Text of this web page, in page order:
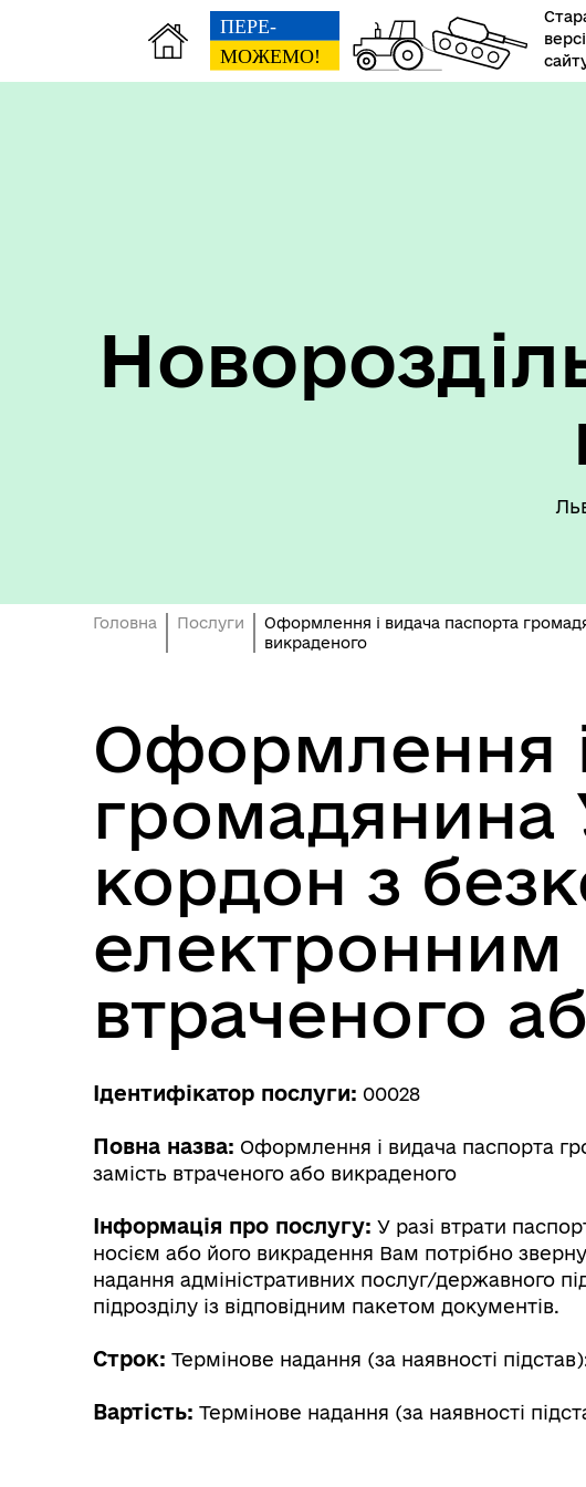
Оплата праці
ОБ’ЄКТИ
СПАДЩИНИ
Головна Послуги
Оформлення і видача паспорта
викраденого
Оформлення
громадянина
кордон з
електронним
втраченого
Ідентифікатор послуги: 00028
Повна назва: Оформлення і видача паспорта
замість втраченого або викраденого
Інформація про послугу: У разі втрати
носієм або його викрадення Вам потрібно
надання адміністративних послуг/державного
підрозділу із відповідним пакетом документів.
Строк: Термінове надання (за наявності
Вартість: Термінове надання (за наявності